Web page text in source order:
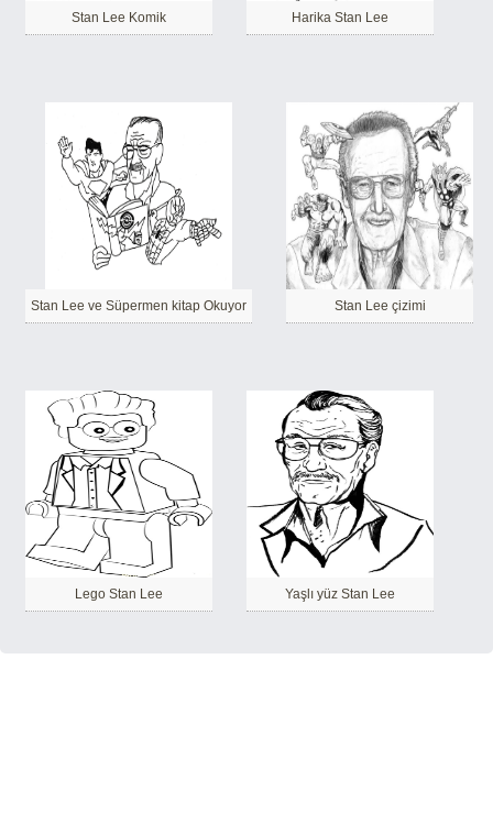
Stan Lee Komik Harika Stan Lee
Stan Lee ve Süpermen kitap Okuyor Stan Lee çizimi
Lego Stan Lee Yaşlı yüz Stan Lee